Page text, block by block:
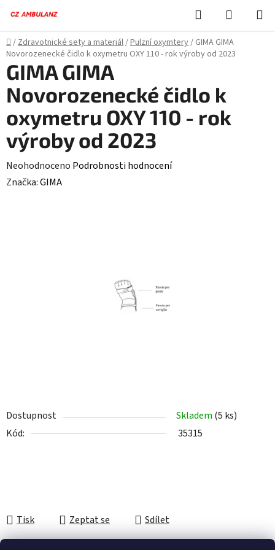
obsah
Hledat
KOŠÍK
Domů
/Zdravotnické sety a materiál/Pulzní oxymtery/ GIMA GIMA
Novorozenecké čidlo k oxymetru OXY 110 - rok výroby od 2023
Dostupnost Skladem (5 ks)
Kód:
35315
Tisk Zeptat se Sdílet
GIMA GIMA
Novorozenecké čidlo k
oxymetru OXY 110 - rok
výroby od 2023
Průměrné
hodnocení
Neohodnoceno Podrobnosti hodnocení
Značka:GIMA